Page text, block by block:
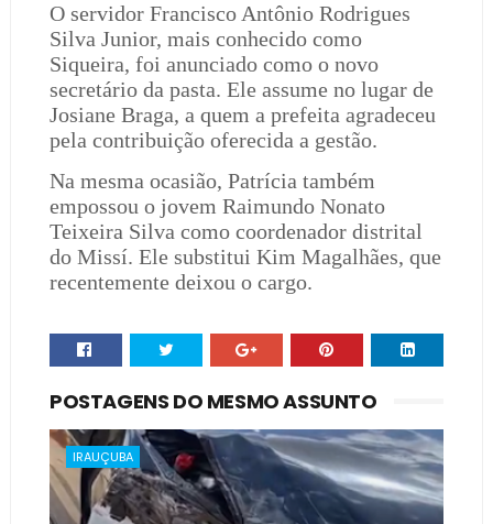
O servidor Francisco Antônio Rodrigues
Silva Junior, mais conhecido como
Siqueira, foi anunciado como o novo
secretário da pasta. Ele assume no lugar de
Josiane Braga, a quem a prefeita agradeceu
pela contribuição oferecida a gestão.
Na mesma ocasião, Patrícia também
empossou o jovem Raimundo Nonato
Teixeira Silva como coordenador distrital
do Missí. Ele substitui Kim Magalhães, que
recentemente deixou o cargo.
POSTAGENS DO MESMO ASSUNTO
IRAUÇUBA